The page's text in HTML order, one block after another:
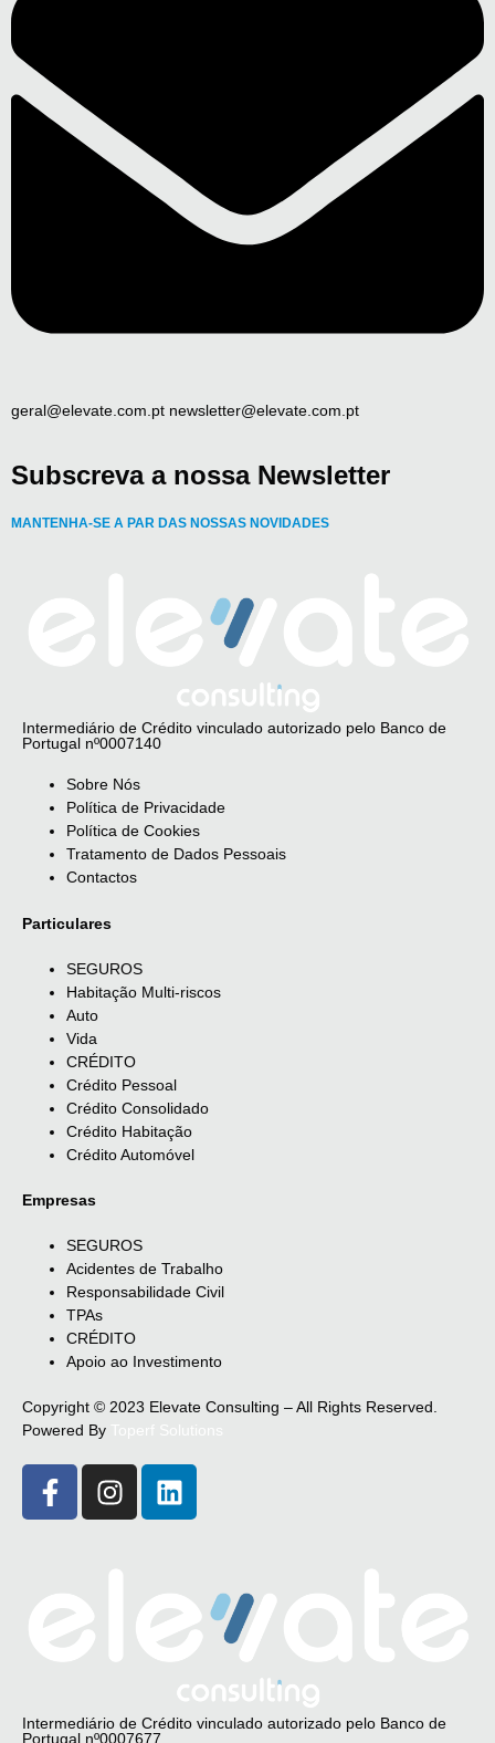
geral@elevate.com.pt newsletter@elevate.com.pt
Subscreva a nossa Newsletter
MANTENHA-SE A PAR DAS NOSSAS NOVIDADES
Intermediário de Crédito vinculado autorizado pelo Banco de
Portugal nº0007140
Sobre Nós
Política de Privacidade
Política de Cookies
Tratamento de Dados Pessoais
Contactos
Particulares
SEGUROS
Habitação Multi-riscos
Auto
Vida
CRÉDITO
Crédito Pessoal
Crédito Consolidado
Crédito Habitação
Crédito Automóvel
Empresas
SEGUROS
Acidentes de Trabalho
Responsabilidade Civil
TPAs
CRÉDITO
Apoio ao Investimento
Copyright © 2023 Elevate Consulting – All Rights Reserved.
Powered By
Intermediário de Crédito vinculado autorizado pelo Banco de
Portugal nº0007677